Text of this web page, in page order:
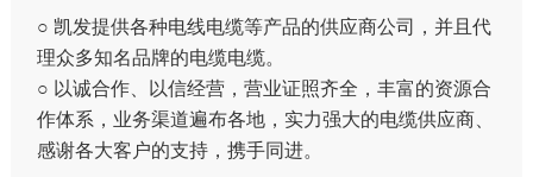
○ 凯发提供各种电线电缆等产品的供应商公司，并且代
理众多知名品牌的电缆电缆。
○ 以诚合作、以信经营，营业证照齐全，丰富的资源合
作体系，业务渠道遍布各地，实力强大的电缆供应商、
感谢各大客户的支持，携手同进。